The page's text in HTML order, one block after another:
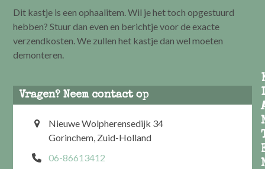
Dit kastje is een ophaalitem. Wil je het toch opgestuurd
hebben? Stuur dan even en berichtje voor de exacte
verzendkosten. We zullen het kastje dan wel moeten
demonteren.
Vragen? Neem contact op
Nieuwe Wolpherensedijk 34
Gorinchem, Zuid-Holland
06-86613412